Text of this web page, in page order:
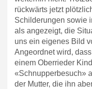
rückwärts jetzt
Schilderungen sowie
als angezeigt, die
uns ein eigenes Bild
Angeordnet wird,
einem Oberrieder
«Schnupperbesuch»
der Mutter, die ihn